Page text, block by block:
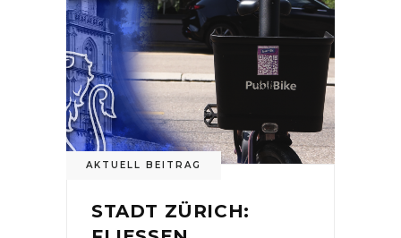
AKTUELL BEITRAG
STADT ZÜRICH: